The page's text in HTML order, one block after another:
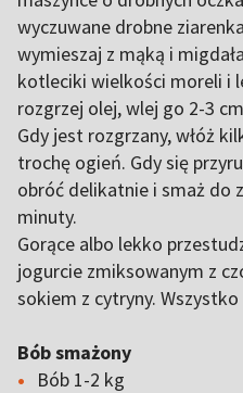
wyczuwane drobne
wymieszaj z mąką i
kotleciki wielkości moreli i
rozgrzej olej, wlej go 2-3
Gdy jest rozgrzany, włóż
trochę ogień. Gdy się
obróć delikatnie i smaż do
minuty.
Gorące albo lekko
jogurcie zmiksowanym z
sokiem z cytryny.
Bób smażony
Bób 1-2 kg